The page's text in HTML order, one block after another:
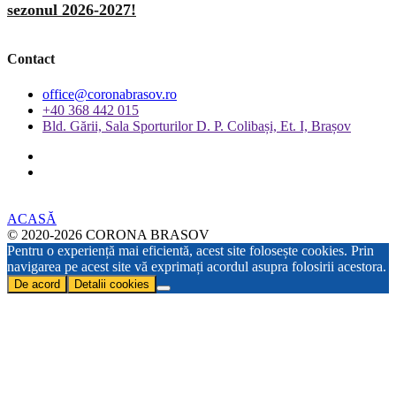
sezonul 2026-2027!
Contact
office@coronabrasov.ro
+40 368 442 015
Bld. Gării, Sala Sporturilor D. P. Colibași, Et. I, Brașov
ACASĂ
© 2020-2026 CORONA BRASOV
Pentru o experiență mai eficientă, acest site folosește cookies. Prin
navigarea pe acest site vă exprimați acordul asupra folosirii acestora.
De acord Detalii cookies